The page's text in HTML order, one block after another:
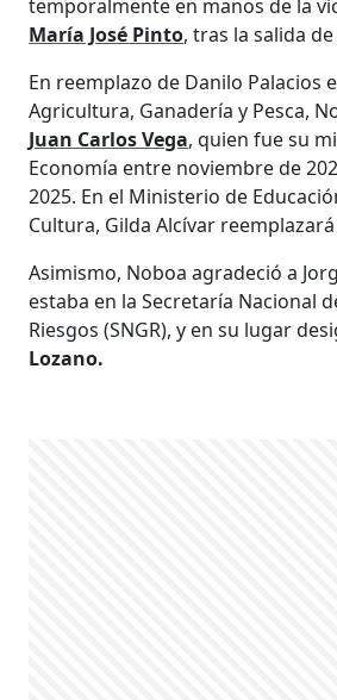
temporalmente en manos de la
María José Pinto, tras la salida
En reemplazo de Danilo Palacios
Agricultura, Ganadería y Pesca,
Juan Carlos Vega, quien fue su
Economía entre noviembre de
2025. En el Ministerio de
Cultura, Gilda Alcívar
Asimismo, Noboa agradeció a
estaba en la Secretaría Nacional
Riesgos (SNGR), y en su lugar
Lozano.